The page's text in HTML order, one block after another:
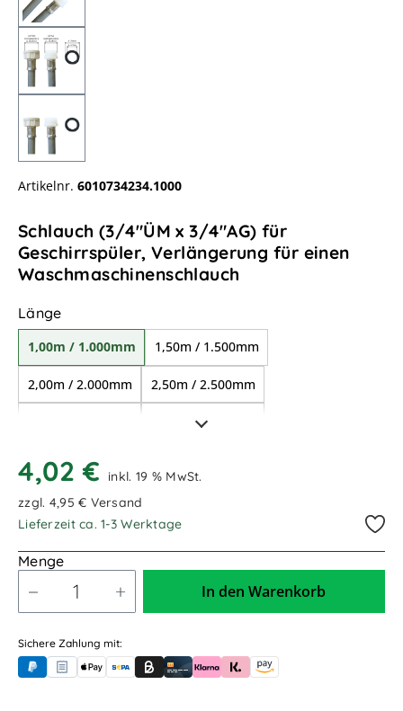
Artikelnr. 6010734234.1000
Schlauch (3/4"ÜM x 3/4"AG) für
Geschirrspüler, Verlängerung für einen
Waschmaschinenschlauch
Längeauswählen
1,00m / 1.000mm 1,50m / 1.500mm
2,00m / 2.000mm 2,50m / 2.500mm
3,50m / 3.500mm
4,00m / 4.000mm
5,00m / 5.000mm
7,00m / 7.000mm 8,00m / 8.000mm
9,00m / 9.000mm 10,00m / 10.000mm
4,02 €
inkl. 19 % MwSt.
zzgl. 4,95 € Versand
Lieferzeit ca. 1-3 Werktage
Menge
In den Warenkorb
Sichere Zahlung mit:
PayPalRechnungskauf (für Behörden)
Apple PayBanküberweisung (vorab)
Rechnungskauf (Billie)
Kreditkarte
Rechnung oder Ratenkauf (Klarna)
Sofortüberweisung (Klarna)
Amazon Pay